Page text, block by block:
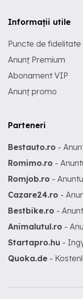
Informații utile
Puncte de fidelitate
Anunț Premium
Abonament VIP
Anunț promo
Parteneri
Bestauto.ro -
Romimo.ro -
Romjob.ro -
Cazare24.ro -
Bestbike.ro -
Animalutul.ro -
Startapro.hu -
Quoka.de -